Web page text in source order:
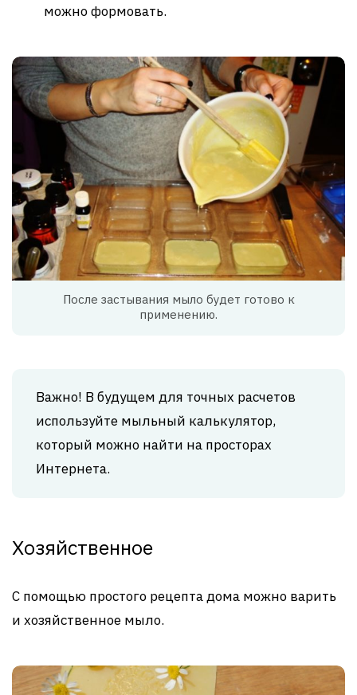
можно формовать.
После застывания мыло будет готово к
применению.
Важно! В будущем для точных расчетов
используйте мыльный калькулятор,
который можно найти на просторах
Интернета.
Хозяйственное
С помощью простого рецепта дома можно варить
и хозяйственное мыло.